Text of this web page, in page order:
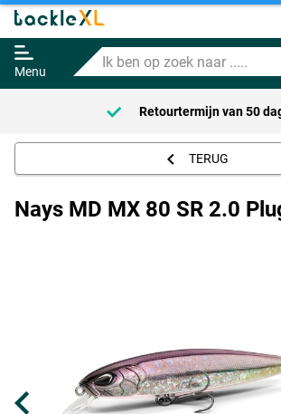
Menu
Ik
ben
op
zoek
naar
Nays MD MX 80 SR 2.0 Plug 8cm
(6g)
17.95
Retourtermijn van 50
TERUG
Nays MD MX 80 SR 2.0